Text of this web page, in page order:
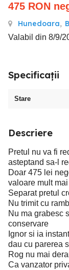
475 RON
Hunedoara,
Valabil din 8/9/
Specificații
Stare
Descriere
Pretul nu va fi
asteptand sa-l
Doar 475 lei
valoare mult
Separat pretul
Nu trimit cu
Nu ma grabesc
conservare
Ignor si ia
dau cu parerea
Rog nu mai
Ca vanzator